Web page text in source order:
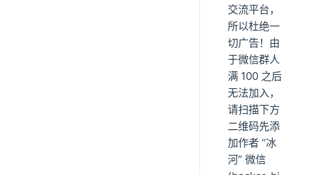
交流平台，
所以杜绝一
切广告！由
于微信群人
满 100 之后
无法加入，
请扫描下方
二维码先添
加作者 “冰
河” 微信